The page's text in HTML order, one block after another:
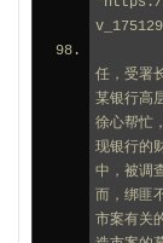
任，受署
某银行高
徐心帮忙
现银行的
中，被调
而，绑匪
市案有关